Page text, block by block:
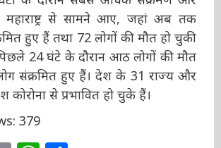
की सुबह जारी ताजा रिपोर्ट के
से पिछले 24 घंटों के दौरान सबसे
मौत के मामले महाराष्ट्र से सामने
1135 लोग संक्रमित हुए हैं तथा 72
चुकी है। महाराष्ट्र में पिछले 24 घंटे के
की मौत हुई और 117 लोग संक्रमित
राज्य और केंद्र शासित प्रदेश कोरोना
हैं।